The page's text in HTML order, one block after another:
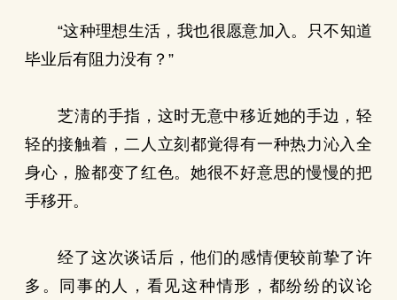
“这种理想生活，我也很愿意加入。只不知道
毕业后有阻力没有？”
芝淸的手指，这时无意中移近她的手边，轻
轻的接触着，二人立刻都覚得有一种热力沁入全
身心，脸都变了红色。她很不好意思的慢慢的把
手移开。
经了这次谈话后，他们的感情便较前挚了许
多。同事的人，看见这种情形，都纷纷的议论